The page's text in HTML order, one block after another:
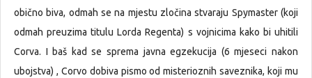
obično biva, odmah se na mjestu zločina stvaraju Spymaster (koji
odmah preuzima titulu Lorda Regenta) s vojnicima kako bi uhitili
Corva. I baš kad se sprema javna egzekucija (6 mjeseci nakon
ubojstva) , Corvo dobiva pismo od misterioznih saveznika, koji mu